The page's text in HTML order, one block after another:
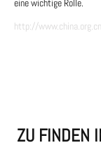
eine wichtige Rolle.
http://
ZU FINDEN